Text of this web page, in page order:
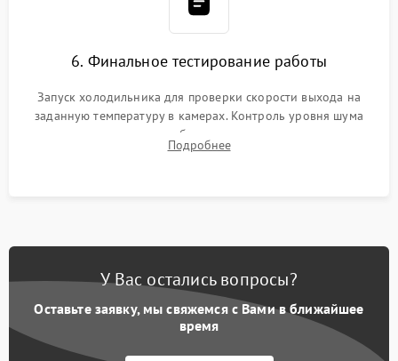
6. Финальное тестирование работы
Запуск холодильника для проверки скорости выхода на
заданную температуру в камерах. Контроль уровня шума
компрессора, отсутствия обмерзания стенок и корректного
срабатывания системы автоматической оттайки.
Подробнее
У Вас остались вопросы?
Оставьте заявку, мы свяжемся с Вами в ближайшее
время